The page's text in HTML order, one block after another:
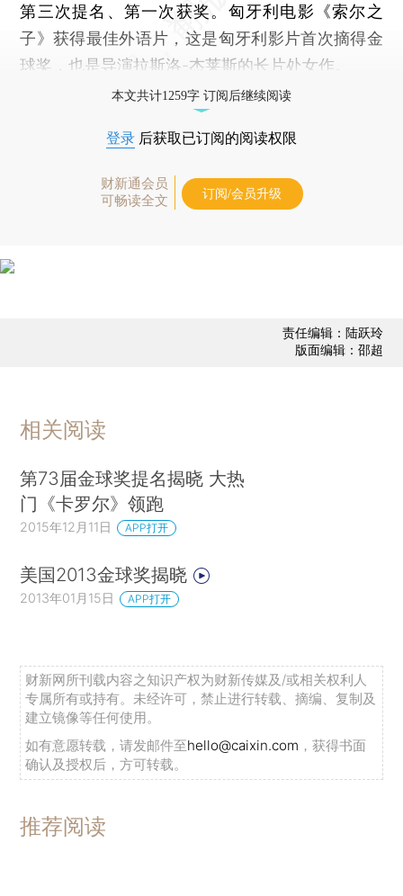
第三次提名、第一次获奖。匈牙利电影《索尔之
子》获得最佳外语片，这是匈牙利影片首次摘得金
球奖，也是导演拉斯洛-杰莱斯的长片处女作。
本文共计1259字 订阅后继续阅读
登录 后获取已订阅的阅读权限
财新通会员
可畅读全文
订阅/会员升级
责任编辑：陆跃玲
版面编辑：邵超
相关阅读
第73届金球奖提名揭晓 大热
门《卡罗尔》领跑
2015年12月11日 APP打开
美国2013金球奖揭晓
2013年01月15日 APP打开
财新网所刊载内容之知识产权为财新传媒及/或相关权利人
专属所有或持有。未经许可，禁止进行转载、摘编、复制及
建立镜像等任何使用。
如有意愿转载，请发邮件至hello@caixin.com ，获得书面
确认及授权后，方可转载。
推荐阅读